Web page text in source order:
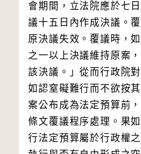
會期間，立法院應於七
議十五日內作成決議。
原決議失效。覆議時，
之一以上決議維持原案
該決議。」從而行政院
如認窒礙難行而不欲按
案公布成為法定預算前
條文覆議程序處理。果
行法定預算屬於行政權